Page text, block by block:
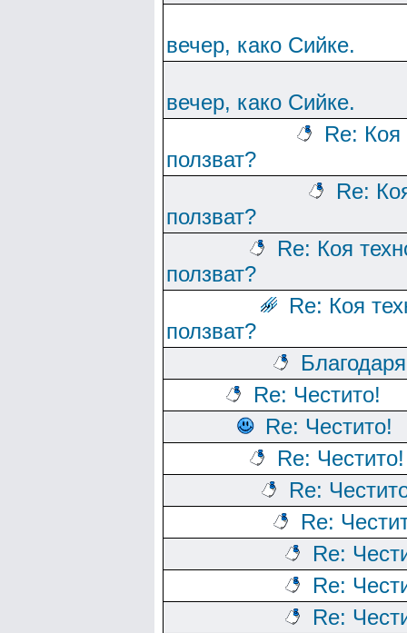
вечер, како Сийке.
вечер, како Сийке.
Re: Коя
ползват?
Re:
ползват?
Re: Коя
ползват?
Re: Коя
ползват?
Благодаря
Re: Честито!
Re: Честито!
Re: Честито!
Re:
Re:
Re:
Re:
Re: